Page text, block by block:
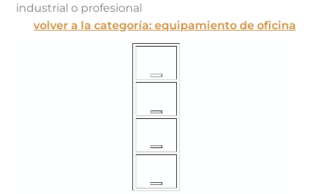
industrial o profesional
volver a la categoría: equipamiento de oficina